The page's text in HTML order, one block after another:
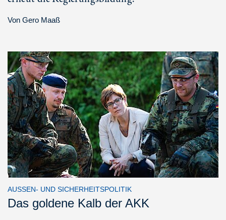
Von Gero Maaß
AUSSEN- UND SICHERHEITSPOLITIK
Das goldene Kalb der AKK